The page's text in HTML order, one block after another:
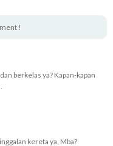
!
berkelas ya? Kapan-kapan
kereta ya, Mba?